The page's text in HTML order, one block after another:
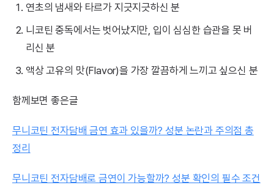
연초의 냄새와 타르가 지긋지긋하신 분
니코틴 중독에서는 벗어났지만, 입이 심심한 습관을 못 버
리신 분
액상 고유의 맛(Flavor)을 가장 깔끔하게 느끼고 싶으신 분
함께보면 좋은글
무니코틴 전자담배 금연 효과 있을까? 성분 논란과 주의점 총
정리
무니코틴 전자담배로 금연이 가능할까? 성분 확인의 필수 조건